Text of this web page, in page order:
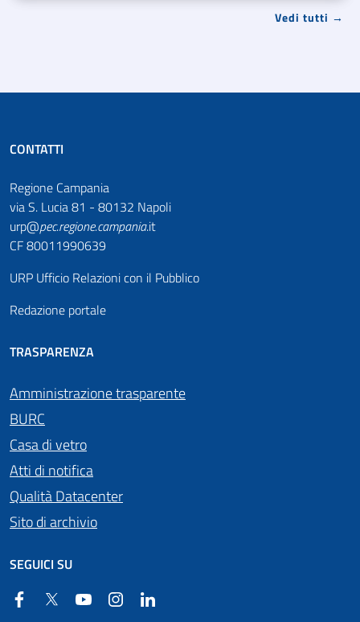
Vedi tutti →
CONTATTI
Regione Campania
via S. Lucia 81 - 80132 Napoli
urp@pec.regione.campania.it
CF 80011990639
URP Ufficio Relazioni con il Pubblico
Redazione portale
TRASPARENZA
Amministrazione trasparente
BURC
Casa di vetro
Atti di notifica
Qualità Datacenter
Sito di archivio
SEGUICI SU
FacebookTwitter YouTube Instagram